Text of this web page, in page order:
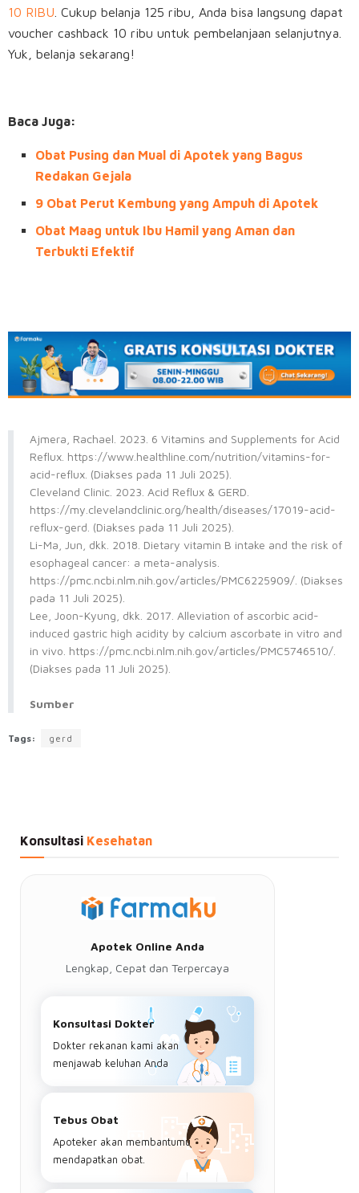
10 RIBU . Cukup belanja 125 ribu, Anda bisa langsung dapat
voucher cashback 10 ribu untuk pembelanjaan selanjutnya.
Yuk, belanja sekarang!
Baca Juga:
Obat Pusing dan Mual di Apotek yang Bagus
Redakan Gejala
9 Obat Perut Kembung yang Ampuh di Apotek
Obat Maag untuk Ibu Hamil yang Aman dan
Terbukti Efektif
Ajmera, Rachael. 2023. 6 Vitamins and Supplements for Acid
Reflux. https://www.healthline.com/nutrition/vitamins-for-
acid-reflux. (Diakses pada 11 Juli 2025).
Cleveland Clinic. 2023. Acid Reflux & GERD.
https://my.clevelandclinic.org/health/diseases/17019-acid-
reflux-gerd. (Diakses pada 11 Juli 2025).
Li-Ma, Jun, dkk. 2018. Dietary vitamin B intake and the risk of
esophageal cancer: a meta-analysis.
https://pmc.ncbi.nlm.nih.gov/articles/PMC6225909/. (Diakses
pada 11 Juli 2025).
Lee, Joon-Kyung, dkk. 2017. Alleviation of ascorbic acid-
induced gastric high acidity by calcium ascorbate in vitro and
in vivo. https://pmc.ncbi.nlm.nih.gov/articles/PMC5746510/.
(Diakses pada 11 Juli 2025).
Sumber
Tags: gerd
Konsultasi Kesehatan
Apotek Online Anda
Lengkap, Cepat dan Terpercaya
Konsultasi Dokter
Dokter rekanan kami akan
menjawab keluhan Anda
Tebus Obat
Apoteker akan membantumu
mendapatkan obat.